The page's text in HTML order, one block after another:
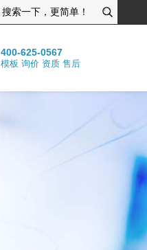
400-625-0567
模板 询价 资质 售后